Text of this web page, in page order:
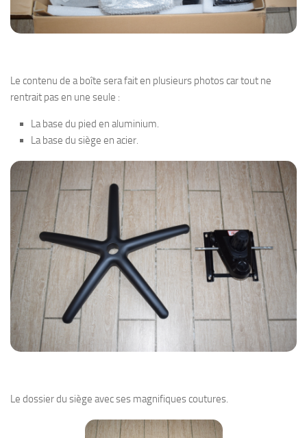
Le contenu de a boîte sera fait en plusieurs photos car tout ne
rentrait pas en une seule :
La base du pied en aluminium.
La base du siège en acier.
Le dossier du siège avec ses magnifiques coutures.